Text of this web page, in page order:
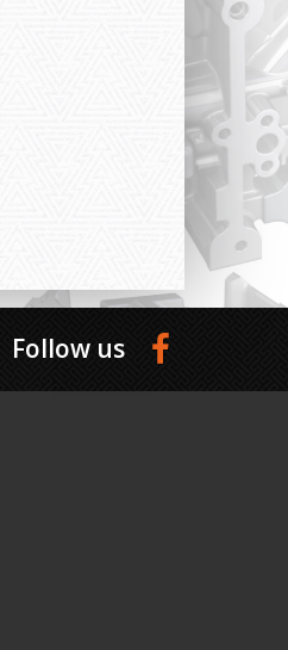
Follow us